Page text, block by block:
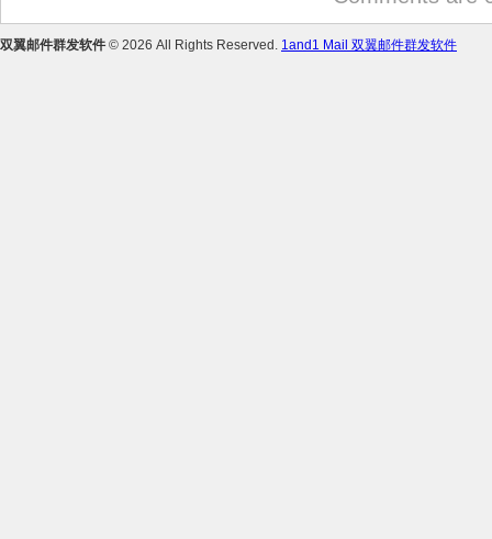
双翼邮件群发软件 © 2026 All Rights Reserved. 1and1 Mail 双翼邮件群发软件